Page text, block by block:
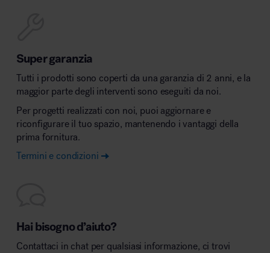
Super garanzia
Tutti i prodotti sono coperti da una garanzia di 2 anni, e la
maggior parte degli interventi sono eseguiti da noi.
Per progetti realizzati con noi, puoi aggiornare e
riconfigurare il tuo spazio, mantenendo i vantaggi della
prima fornitura.
Termini e condizioni
Hai bisogno d’aiuto?
Contattaci in chat per qualsiasi informazione, ci trovi